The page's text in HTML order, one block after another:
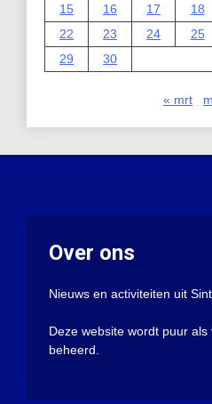
15
16 17 18
22
23 24 25
29
30
« mrt
Over ons
Nieuws en activiteiten uit
Deze website wordt puur als
beheerd.